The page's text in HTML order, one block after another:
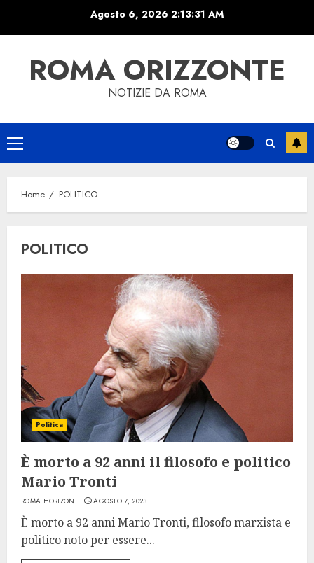
Agosto 6, 2026 2:13:31 AM
ROMA ORIZZONTE
NOTIZIE DA ROMA
Primary
Menu
Home POLITICO
POLITICO
Politica
È morto a 92 anni il filosofo e politico
Mario Tronti
ROMA HORIZON AGOSTO 7, 2023
È morto a 92 anni Mario Tronti, filosofo marxista e
politico noto per essere...